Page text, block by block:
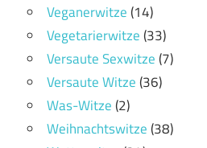
Veganerwitze(14)
Vegetarierwitze(33)
Versaute Sexwitze(7)
Versaute Witze(36)
Was-Witze(2)
Weihnachtswitze(38)